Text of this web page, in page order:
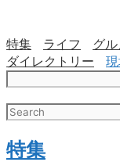
特集 ライフ グル
ダイレクトリー
特集